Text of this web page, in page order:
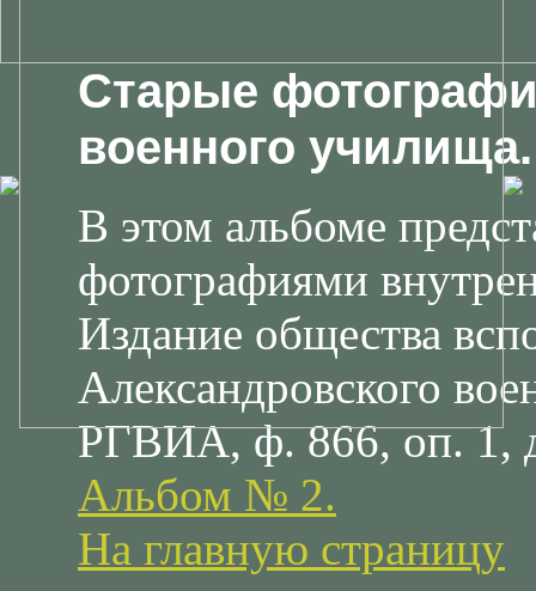
Старые
военного
В этом альбоме
фотографиями
Издание общества
Александровского
РГВИА, ф. 866, оп. 1,
Альбом № 2.
На главную страницу